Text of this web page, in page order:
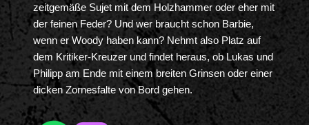
zeitgemäße Sujet mit dem Holzhammer oder eher mit
der feinen Feder? Und wer braucht schon Barbie,
wenn er Woody haben kann? Nehmt also Platz auf
dem Kritiker-Kreuzer und findet heraus, ob Lukas und
Philipp am Ende mit einem breiten Grinsen oder einer
dicken Zornesfalte von Bord gehen.